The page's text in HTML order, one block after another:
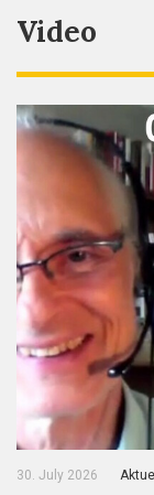
Video
30. July 2026 Aktuell